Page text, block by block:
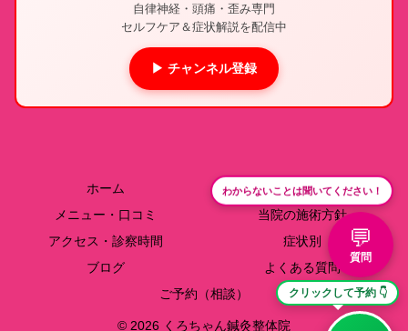
自律神経・頭痛・歪み専門
セルフケア＆症状解説を配信中
▶ チャンネル登録
ホーム
院長紹介
メニュー・口コミ
当院の施術方針
アクセス・診察時間
症状別
ブログ
よくある質問
ご予約（相談）
© 2026 くろちゃん鍼灸整体院
わからないことは聞いてください！
💬
質問
クリックして予約 👇